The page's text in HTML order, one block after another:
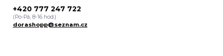
+420 777 247 722
(Po-Pá, 8-16 hod.)
dorashopp@seznam.cz